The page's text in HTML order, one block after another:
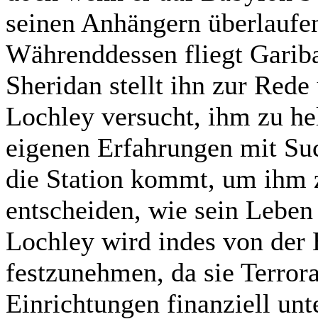
seinen Anhängern
Währenddessen fliegt
Sheridan stellt ihn zur
Lochley versucht, ihm zu
eigenen Erfahrungen mit
die Station kommt, um ihm
entscheiden, wie sein
Lochley wird indes von der
festzunehmen, da sie
Einrichtungen finanziell